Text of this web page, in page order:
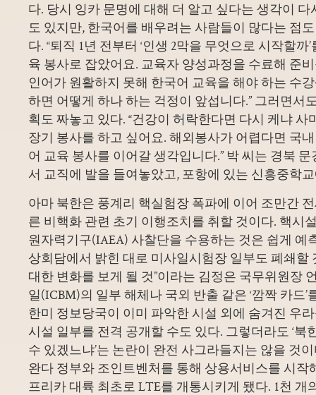
다. 당시 잉카 문명에 대해 더 알고 싶다는 생각이
도 있지만, 한국어를 배우려는 사람들이 많다는 점
다. “퇴직 1년 전부터 ‘인생 2막을 무엇으로 시작할까
육 봉사로 잡았어요. 교육자 양성과정을 수료해 준
인어가 원활하지 못해 한국어 교육을 해야 하는 수
하면 어떻게 하나 하는 걱정이 앞섭니다.” 그러면서
획도 짜놓고 있다. “건강이 허락한다면 다시 케냐
장기 봉사를 하고 싶어요. 해외봉사가 어렵다면 국
어 교육 봉사를 이어갈 생각입니다.” 박 씨는 경북
서 교직에 발을 들여놓았고, 포항에 있는 신흥중학
아마 북한은 풍계리 핵실험장 폭파에 이어 조만간
른 비핵화 관련 초기 이행조치를 취할 것이다. 핵시
원자력기구(IAEA) 사찰단을 수용하는 것은 쉽게 예
상회담에서 밝힌 대로 미사일시험장 일부도 폐쇄할
대한 변화를 보게 될 것”이라는 김정은 국무위원장
일(ICBM)의 일부 해체나 국외 반출 같은 ‘깜짝 카드
한미 정보당국이 이미 파악한 시설 외에 숨겨진 우
시설 일부를 전격 공개할 수도 있다. 그렇더라도 ‘북
수 있겠느냐’는 논란이 완전 사그라들지는 않을 것
완다 정부와 조인트벤처를 통해 상용서비스를 시작
프리카 대륙 최초로 LTE를 개통시키게 됐다. 1천 개